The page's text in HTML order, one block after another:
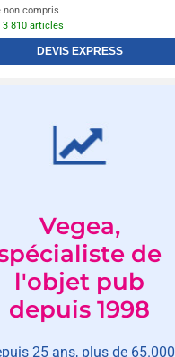
non compris
3 810 articles
DEVIS EXPRESS
Vegea,
de
l'objet pub
depuis 1998
25 ans, plus de 65.000